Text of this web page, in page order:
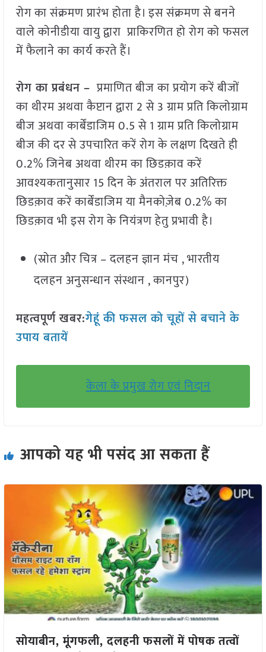
रोग का संक्रमण प्रारंभ होता है। इस संक्रमण से बनने
वाले कोनीडीया वायु द्वारा प्राकिरणित हो रोग को फसल
में फैलाने का कार्य करते हैं।
रोग का प्रबंधन – प्रमाणित बीज का प्रयोग करें बीजों
का थीरम अथवा कैप्टान द्वारा 2 से 3 ग्राम प्रति किलोग्राम
बीज अथवा कार्बेंडाजिम 0.5 से 1 ग्राम प्रति किलोग्राम
बीज की दर से उपचारित करें रोग के लक्षण दिखते ही
0.2% जिनेब अथवा थीरम का छिडक़ाव करें
आवश्यकतानुसार 15 दिन के अंतराल पर अतिरिक्त
छिडक़ाव करें कार्बेंडाजिम या मैनकोज़ेब 0.2% का
छिडक़ाव भी इस रोग के नियंत्रण हेतु प्रभावी है।
(स्रोत और चित्र – दलहन ज्ञान मंच , भारतीय
दलहन अनुसन्धान संस्थान , कानपुर)
महत्वपूर्ण खबर:गेहूं की फसल को चूहों से बचाने के
उपाय बतायें
केला के प्रमुख रोग एवं निदान
आपको यह भी पसंद आ सकता हैं
सोयाबीन, मूंगफली, दलहनी फसलों में पोषक तत्वों